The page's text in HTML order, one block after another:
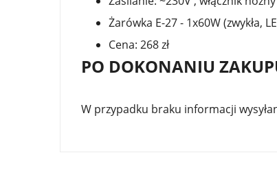
Żarówka E-27 - 1x60W (zwykła,
Cena: 268 zł
PO DOKONANIU
W przypadku braku informacji